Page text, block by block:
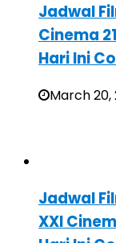
Jadwal
Cinema
Hari Ini
March 20,
Jadwal
XXI